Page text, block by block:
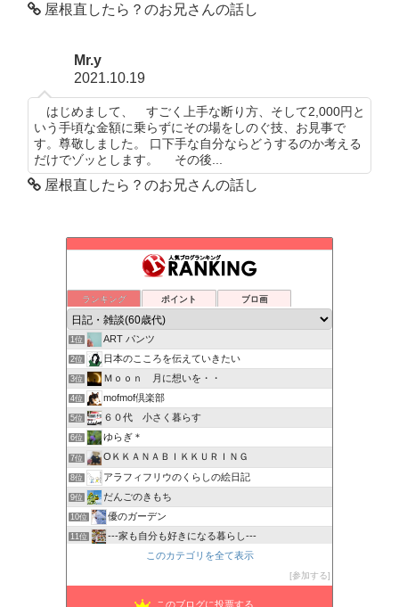
屋根直したら？のお兄さんの話し
Mr.y
2021.10.19
はじめまして、 すごく上手な断り方、そして2,000円と
いう手頃な金額に乗らずにその場をしのぐ技、お見事で
す。尊敬しました。 口下手な自分ならどうするのか考える
だけでゾッとします。 その後...
屋根直したら？のお兄さんの話し
ランキング ポイント ブロ画
1位 ART パンツ
2位 日本のこころを伝えていきたい
3位 Ｍｏｏｎ 月に想いを・・
4位 mofmof倶楽部
5位 ６０代 小さく暮らす
6位 ゆらぎ＊
7位 OＫＫＡＮＡＢＩＫＫＵＲＩＮＧ
8位 アラフィフリウのくらしの絵日記
9位 だんごのきもち
10位 優のガーデン
11位 ---家も自分も好きになる暮らし---
さくら色の日々
瑠璃子のシニアライフブログ・マイペースでいこう！
このカテゴリを全て表示
参加する
このブログに投票する